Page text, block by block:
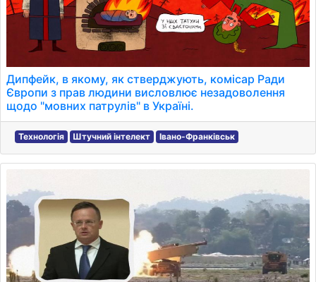
Дипфейк, в якому, як стверджують, комісар Ради
Європи з прав людини висловлює незадоволення
щодо "мовних патрулів" в Україні.
Технологія Штучний інтелект Івано-Франківськ